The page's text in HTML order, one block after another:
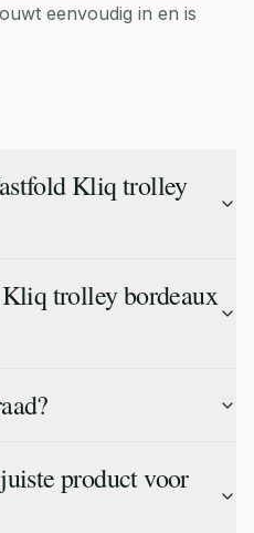
eenvoudig in en is
Kliq trolley
trolley bordeaux
product voor